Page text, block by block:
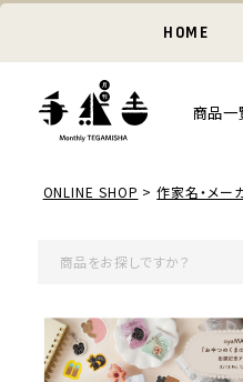
HOME
商品一
ONLINE SHOP 作家名・メー